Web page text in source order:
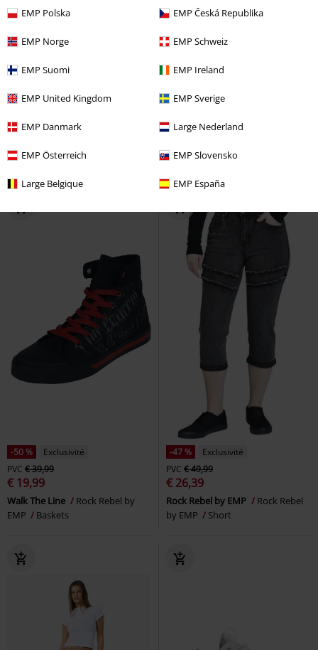
EMP Polska EMP Česká Republika
EMP Norge EMP Schweiz
EMP Suomi EMP Ireland
EMP United Kingdom EMP Sverige
EMP Danmark Large Nederland
EMP Österreich EMP Slovensko
Large Belgique EMP España
€ 118,99
Speedcat OG
Kihilist Obsidienne Collar Dress
KIHILIST by KILLSTAR
longue
-50 %
Exclusivité
PVC € 39,99
€ 19,99
Walk The Line
Rock Rebel by
EMP
Baskets
-47 %
Exclusivité
PVC € 49,99
€ 26,39
Rock Rebel by EMP
Rock Rebel
by EMP
Short